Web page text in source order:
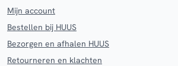
Mijn account
Bestellen bij HUUS
Bezorgen en afhalen HUUS
Retourneren en klachten